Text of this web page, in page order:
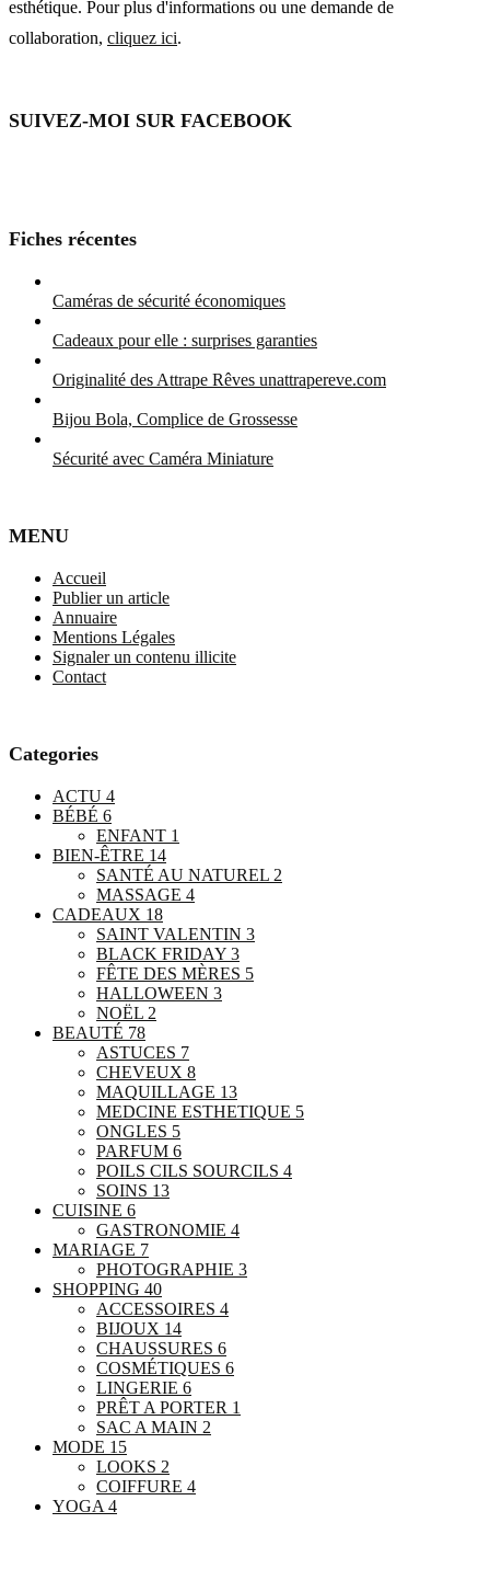
esthétique. Pour plus d'informations ou une demande de
collaboration, cliquez ici.
SUIVEZ-MOI SUR FACEBOOK
Fiches récentes
Caméras de sécurité économiques
Cadeaux pour elle : surprises garanties
Originalité des Attrape Rêves unattrapereve.com
Bijou Bola, Complice de Grossesse
Sécurité avec Caméra Miniature
MENU
Accueil
Publier un article
Annuaire
Mentions Légales
Signaler un contenu illicite
Contact
Categories
ACTU 4
BÉBÉ 6
ENFANT 1
BIEN-ÊTRE 14
SANTÉ AU NATUREL 2
MASSAGE 4
CADEAUX 18
SAINT VALENTIN 3
BLACK FRIDAY 3
FÊTE DES MÈRES 5
HALLOWEEN 3
NOËL 2
BEAUTÉ 78
ASTUCES 7
CHEVEUX 8
MAQUILLAGE 13
MEDCINE ESTHETIQUE 5
ONGLES 5
PARFUM 6
POILS CILS SOURCILS 4
SOINS 13
CUISINE 6
GASTRONOMIE 4
MARIAGE 7
PHOTOGRAPHIE 3
SHOPPING 40
ACCESSOIRES 4
BIJOUX 14
CHAUSSURES 6
COSMÉTIQUES 6
LINGERIE 6
PRÊT A PORTER 1
SAC A MAIN 2
MODE 15
LOOKS 2
COIFFURE 4
YOGA 4